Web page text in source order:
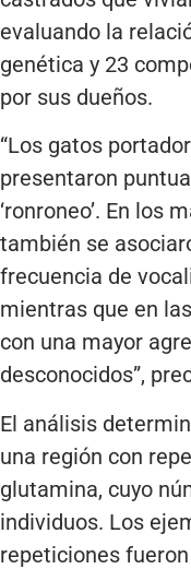
evaluando la
genética y 23
por sus dueños.
“Los gatos
presentaron
‘ronroneo’. En los
también se
frecuencia de
mientras que en
con una mayor
desconocidos”,
El análisis
una región con
glutamina, cuyo
individuos. Los
repeticiones